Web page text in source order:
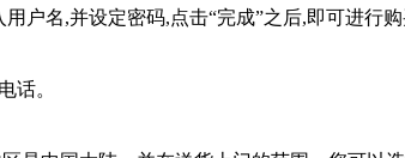
户名,并设定密码,点击“完成”之后,即可进行购
话。